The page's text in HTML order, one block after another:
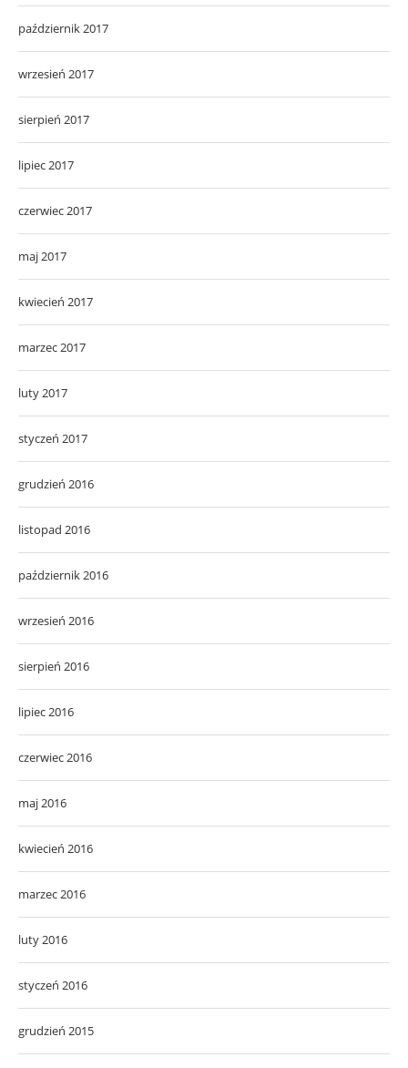
październik 2017
wrzesień 2017
sierpień 2017
lipiec 2017
czerwiec 2017
maj 2017
kwiecień 2017
marzec 2017
luty 2017
styczeń 2017
grudzień 2016
listopad 2016
październik 2016
wrzesień 2016
sierpień 2016
lipiec 2016
czerwiec 2016
maj 2016
kwiecień 2016
marzec 2016
luty 2016
styczeń 2016
grudzień 2015